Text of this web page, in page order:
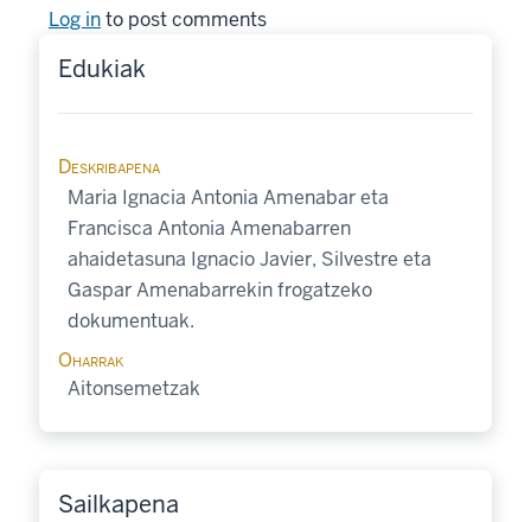
Log into post comments
Edukiak
Deskribapena
Maria Ignacia Antonia Amenabar eta
Francisca Antonia Amenabarren
ahaidetasuna Ignacio Javier, Silvestre eta
Gaspar Amenabarrekin frogatzeko
dokumentuak.
Oharrak
Aitonsemetzak
Sailkapena